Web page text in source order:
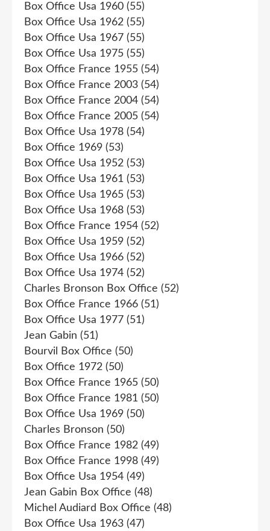
Box Office Usa 1960 (55)
Box Office Usa 1962 (55)
Box Office Usa 1967 (55)
Box Office Usa 1975 (55)
Box Office France 1955 (54)
Box Office France 2003 (54)
Box Office France 2004 (54)
Box Office France 2005 (54)
Box Office Usa 1978 (54)
Box Office 1969 (53)
Box Office Usa 1952 (53)
Box Office Usa 1961 (53)
Box Office Usa 1965 (53)
Box Office Usa 1968 (53)
Box Office France 1954 (52)
Box Office Usa 1959 (52)
Box Office Usa 1966 (52)
Box Office Usa 1974 (52)
Charles Bronson Box Office (52)
Box Office France 1966 (51)
Box Office Usa 1977 (51)
Jean Gabin (51)
Bourvil Box Office (50)
Box Office 1972 (50)
Box Office France 1965 (50)
Box Office France 1981 (50)
Box Office Usa 1969 (50)
Charles Bronson (50)
Box Office France 1982 (49)
Box Office France 1998 (49)
Box Office Usa 1954 (49)
Jean Gabin Box Office (48)
Michel Audiard Box Office (48)
Box Office Usa 1963 (47)